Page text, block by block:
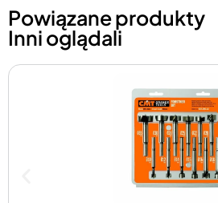
Powiązane produkty
Inni oglądali